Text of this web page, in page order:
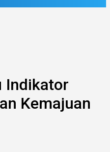
Indikator
Kemajuan